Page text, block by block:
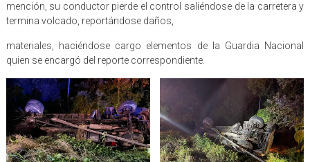
mención, su conductor pierde el control saliéndose de la carretera y
termina volcado, reportándose daños,
materiales, haciéndose cargo elementos de la Guardia Nacional
quien se encargó del reporte correspondiente.